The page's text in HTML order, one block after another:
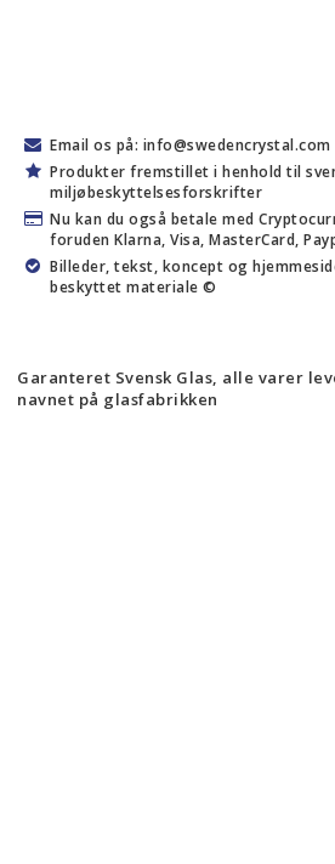
Email os på: info@swedencrystal.com
Produkter fremstillet i henhold til
miljøbeskyttelsesforskrifter
Nu kan du også betale med
foruden Klarna, Visa, MasterCard,
Billeder, tekst, koncept og
beskyttet materiale ©
Garanteret Svensk Glas, alle varer
navnet på glasfabrikken